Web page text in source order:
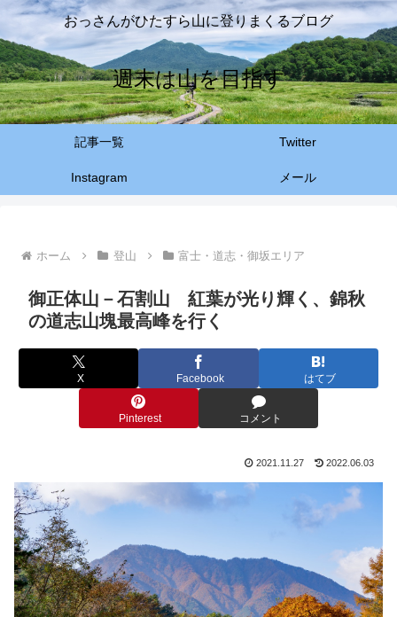
おっさんがひたすら山に登りまくるブログ
週末は山を目指す
記事一覧 Twitter
Instagram メール
ホーム 登山 富士・道志・御坂エリア
御正体山－石割山 紅葉が光り輝く、錦秋
の道志山塊最高峰を行く
X Facebook はてブ
Pinterest コメント
2021.11.27 2022.06.03